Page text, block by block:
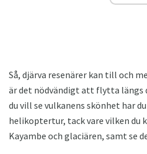
Så, djärva resenärer kan till och
är det nödvändigt att flytta längs
du vill se vulkanens skönhet har
helikoptertur, tack vare vilken du
Kayambe och glaciären, samt se